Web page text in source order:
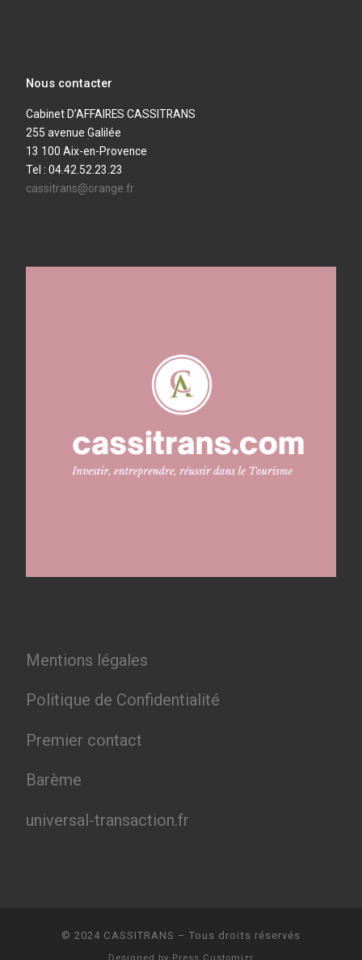
Nous contacter
Cabinet D’AFFAIRES CASSITRANS
255 avenue Galilée
13 100 Aix-en-Provence
Tel : 04.42.52.23.23
cassitrans@orange.fr
Mentions légales
Politique de Confidentialité
Premier contact
Barème
universal-transaction.fr
© 2024 CASSITRANS – Tous droits réservés
Designed by Press Customizr